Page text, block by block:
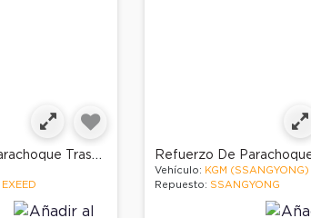
Refuerzo De Parachoque Trasero
EXEED
Vehículo: KGM (SSANGYONG)
Repuesto: SSANGYONG